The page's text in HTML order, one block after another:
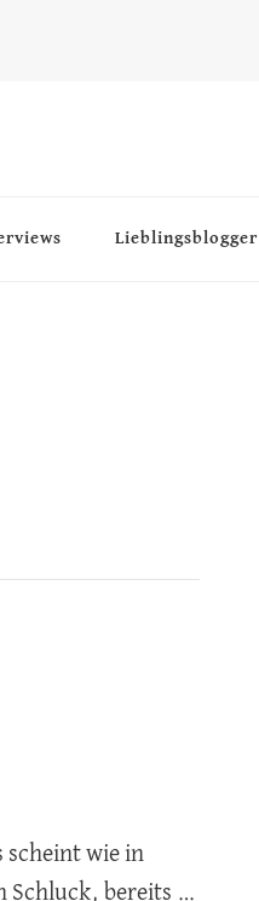
Lieblingsblogger
scheint wie in
Schluck, bereits …